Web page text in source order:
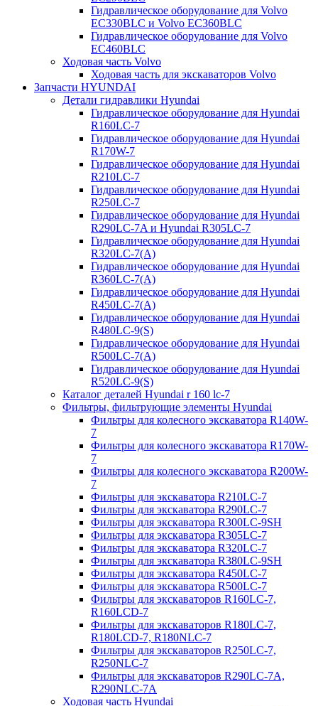
Гидравлическое оборудование для Volvo
EC330BLC и Volvo EC360BLC
Гидравлическое оборудование для Volvo
EC460BLC
Ходовая часть Volvo
Ходовая часть для экскаваторов Volvo
Запчасти HYUNDAI
Детали гидравлики Hyundai
Гидравлическое оборудование для Hyundai
R160LC-7
Гидравлическое оборудование для Hyundai
R170W-7
Гидравлическое оборудование для Hyundai
R210LC-7
Гидравлическое оборудование для Hyundai
R250LC-7
Гидравлическое оборудование для Hyundai
R290LC-7A и Hyundai R305LC-7
Гидравлическое оборудование для Hyundai
R320LC-7(A)
Гидравлическое оборудование для Hyundai
R360LC-7(A)
Гидравлическое оборудование для Hyundai
R450LC-7(A)
Гидравлическое оборудование для Hyundai
R480LC-9(S)
Гидравлическое оборудование для Hyundai
R500LC-7(A)
Гидравлическое оборудование для Hyundai
R520LC-9(S)
Каталог деталей Hyundai r 160 lc-7
Фильтры, фильтрующие элементы Hyundai
Фильтры для колесного экскаватора R140W-
7
Фильтры для колесного экскаватора R170W-
7
Фильтры для колесного экскаватора R200W-
7
Фильтры для экскаватора R210LC-7
Фильтры для экскаватора R290LC-7
Фильтры для экскаватора R300LC-9SH
Фильтры для экскаватора R305LC-7
Фильтры для экскаватора R320LC-7
Фильтры для экскаватора R380LC-9SH
Фильтры для экскаватора R450LC-7
Фильтры для экскаватора R500LC-7
Фильтры для экскаваторов R160LC-7,
R160LCD-7
Фильтры для экскаваторов R180LC-7,
R180LCD-7, R180NLC-7
Фильтры для экскаваторов R250LC-7,
R250NLC-7
Фильтры для экскаваторов R290LC-7A,
R290NLC-7A
Ходовая часть Hyundai